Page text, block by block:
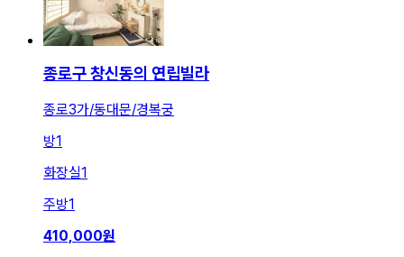
종로구 창신동의 연립빌라
종로3가/동대문/경복궁
방1
화장실1
주방1
410,000원